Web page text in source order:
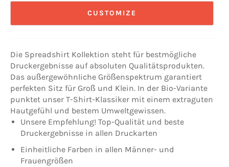
CUSTOMIZE
Die Spreadshirt Kollektion steht für bestmögliche
Druckergebnisse auf absoluten Qualitätsprodukten.
Das außergewöhnliche Größenspektrum garantiert
perfekten Sitz für Groß und Klein. In der Bio-Variante
punktet unser T-Shirt-Klassiker mit einem extraguten
Hautgefühl und bestem Umweltgewissen.
Unsere Empfehlung! Top-Qualität und beste
Druckergebnisse in allen Druckarten
Einheitliche Farben in allen Männer- und
Frauengrößen